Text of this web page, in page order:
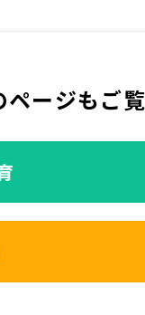
ページもご